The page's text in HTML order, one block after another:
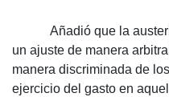
Añadió que la
un ajuste de manera
manera discriminada de
ejercicio del gasto en